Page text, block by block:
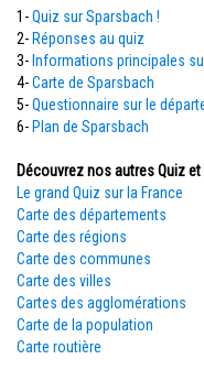
1-Quiz sur Sparsbach !
2- Réponses au quiz
3- Informations principales
4-Carte de Sparsbach
5-Questionnaire sur le
6- Plan de Sparsbach
Découvrez nos autres Quiz
Le grand Quiz sur la France
Carte des départements
Carte des régions
Carte des communes
Carte des villes
Cartes des agglomérations
Carte de la population
Carte routière